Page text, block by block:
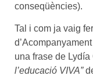
conseqüències).
Tal i com ja vaig
una frase de
l’educació VIVA”